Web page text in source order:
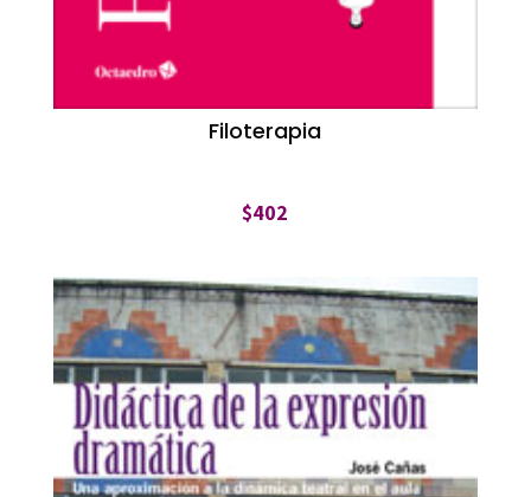
Filoterapia
$402